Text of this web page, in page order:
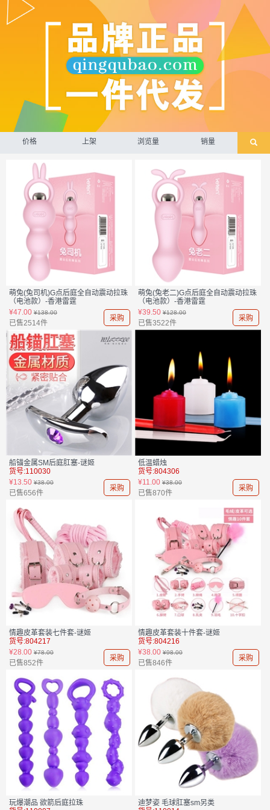
价格 上架 浏览量 销量
萌兔(兔司机)G点后庭全自动震动拉珠
（电池款）-香港雷霆
货号:805019
¥47.00 ¥138.00
已售2514件
采购
萌兔(兔老二)G点后庭全自动震动拉珠
（电池款）-香港雷霆
货号:805018
¥39.50 ¥128.00
已售3522件
采购
船锚金属SM后庭肛塞-谜姬
货号:110030
¥13.50 ¥38.00
已售656件
采购
低温蜡烛
货号:804306
¥11.00 ¥38.00
已售870件
采购
情趣皮革套装七件套-谜姬
货号:804217
¥28.00 ¥78.00
已售852件
采购
情趣皮革套装十件套-谜姬
货号:804216
¥38.00 ¥98.00
已售846件
采购
玩爆潮品 欲箭后庭拉珠
迪梦姿 毛球肛塞sm另类